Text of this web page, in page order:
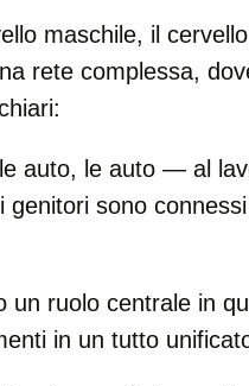
maschile, il
rete complessa,
auto, le auto — al
sono
un ruolo centrale in
in un tutto